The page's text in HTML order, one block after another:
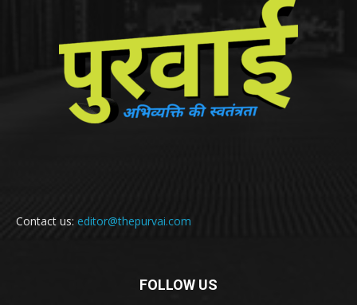
Contact us: editor@thepurvai.com
FOLLOW US